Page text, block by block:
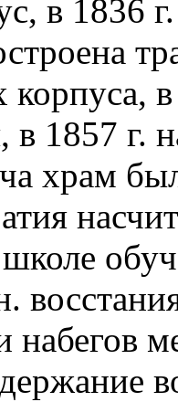
в 1836
корпуса,
1857 г.
храм
набегов